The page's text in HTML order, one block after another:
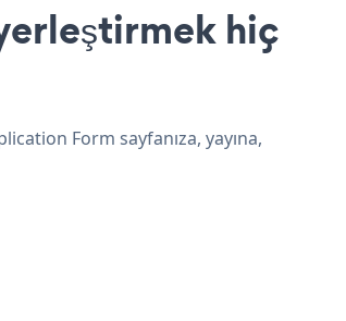
hiç
Form sayfanıza, yayına,